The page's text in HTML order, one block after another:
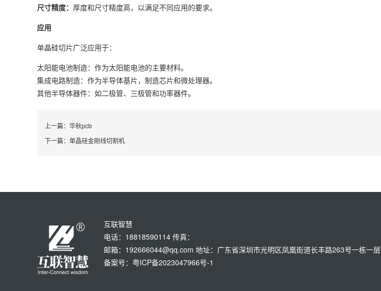
尺寸精度： 厚度和尺寸精度高，以满足不同应用的要求。
应用
单晶硅切片广泛应用于：
太阳能电池制造：作为太阳能电池的主要材料。
集成电路制造：作为半导体基片，制造芯片和微处理器。
其他半导体器件：如二极管、三极管和功率器件。
上一篇： 华秋pcb
下一篇： 单晶硅金刚线切割机
互联智慧
电话：18818590114 传真：
邮箱：192666044@qq.com 地址：广东省深圳市光明区凤凰街道长丰路263号一栋一层
备案号：粤ICP备2023047966号-1